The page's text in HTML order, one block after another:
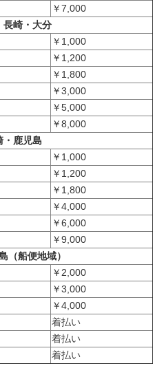
￥7,000
長崎・大分
￥1,000
￥1,200
￥1,800
￥3,000
￥5,000
￥8,000
・鹿児島
￥1,000
￥1,200
￥1,800
￥4,000
￥6,000
￥9,000
（船便地域）
￥2,000
￥3,000
￥4,000
着払い
着払い
着払い